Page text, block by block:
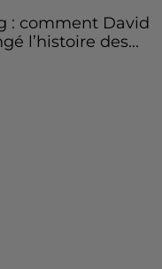
: comment David
l’histoire des...